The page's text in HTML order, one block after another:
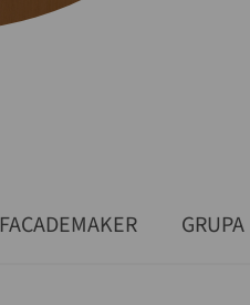
FACADEMAKER GRUPA